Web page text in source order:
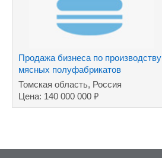
Продажа бизнеса по производству
мясных полуфабрикатов
Томская область, Россия
Цена: 140 000 000 ₽